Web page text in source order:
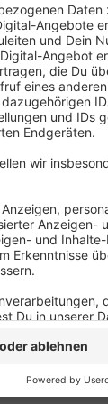
Etwa 220.000
oder Störungen
In den
wurden 31
mussten 6
JDS
Anzeige